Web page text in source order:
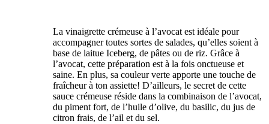
La vinaigrette crémeuse à l’avocat est idéale pour
accompagner toutes sortes de salades, qu’elles soient à
base de laitue Iceberg, de pâtes ou de riz. Grâce à
l’avocat, cette préparation est à la fois onctueuse et
saine. En plus, sa couleur verte apporte une touche de
fraîcheur à ton assiette! D’ailleurs, le secret de cette
sauce crémeuse réside dans la combinaison de l’avocat,
du piment fort, de l’huile d’olive, du basilic, du jus de
citron frais, de l’ail et du sel.